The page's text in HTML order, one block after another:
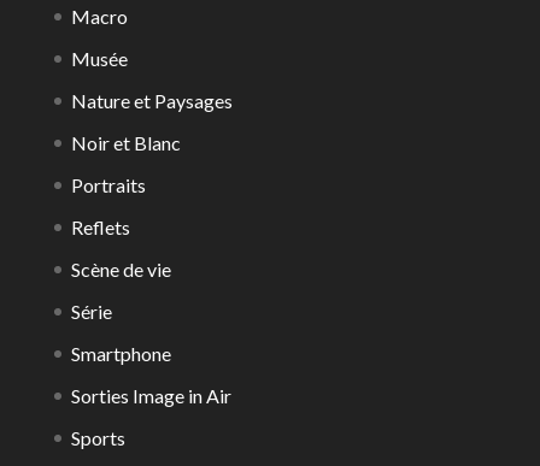
Macro
Musée
Nature et Paysages
Noir et Blanc
Portraits
Reflets
Scène de vie
Série
Smartphone
Sorties Image in Air
Sports